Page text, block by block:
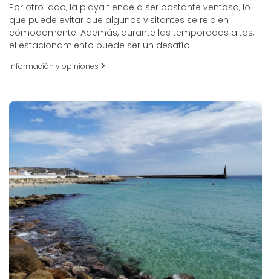
Por otro lado, la playa tiende a ser bastante ventosa, lo
que puede evitar que algunos visitantes se relajen
cómodamente. Además, durante las temporadas altas,
el estacionamiento puede ser un desafío.
Información y opiniones